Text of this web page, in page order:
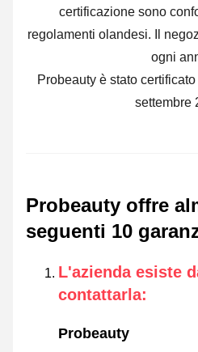
certificazione sono
regolamenti olandesi. Il
ogni
Probeauty è stato
settembre
Probeauty offre
seguenti 10
L'azienda esiste
contattarla:
Probeauty